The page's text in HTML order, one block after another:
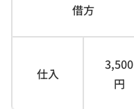
借方
仕入
3,500
円